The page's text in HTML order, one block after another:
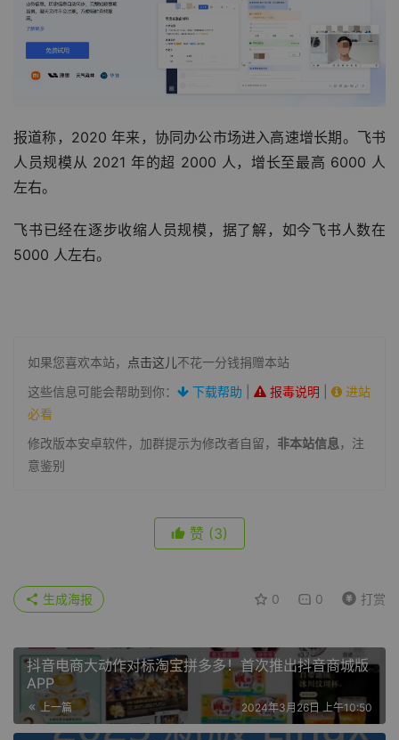
报道称，2020 年来，协同办公市场进入高速增长期。飞书
人员规模从 2021 年的超 2000 人，增长至最高 6000 人
左右。
飞书已经在逐步收缩人员规模，据了解，如今飞书人数在
5000 人左右。
如果您喜欢本站， 点击这儿不花一分钱捐赠本站
这些信息可能会帮助到你：
下载帮助 报毒说明
进站
必看
修改版本安卓软件，加群提示为修改者自留， 非本站信息，注
意鉴别
赞 (3)
0 0 打赏
生成海报
抖音电商大动作对标淘宝拼多多！首次推出抖音商城版
APP
上一篇 2024年3月26日 上午10:50